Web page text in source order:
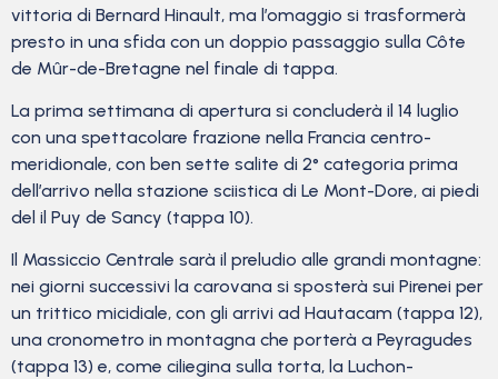
vittoria di Bernard Hinault, ma l’omaggio si trasformerà
presto in una sfida con un doppio passaggio sulla Côte
de Mûr-de-Bretagne nel finale di tappa.
La prima settimana di apertura si concluderà il 14 luglio
con una spettacolare frazione nella Francia centro-
meridionale, con ben sette salite di 2° categoria prima
dell’arrivo nella stazione sciistica di Le Mont-Dore, ai piedi
del il Puy de Sancy (tappa 10).
Il Massiccio Centrale sarà il preludio alle grandi montagne:
nei giorni successivi la carovana si sposterà sui Pirenei per
un trittico micidiale, con gli arrivi ad Hautacam (tappa 12),
una cronometro in montagna che porterà a Peyragudes
(tappa 13) e, come ciliegina sulla torta, la Luchon-